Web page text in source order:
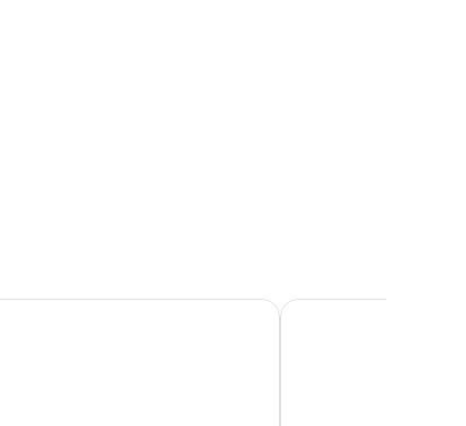
เบลลา วิสตา โฮเต็ล สตาร์ โฮเทล พัทยา